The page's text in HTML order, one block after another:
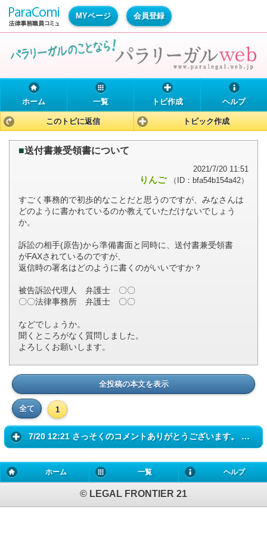
MYページ 会員登録
ホーム 一覧 トピ作成 ヘルプ
このトピに返信 トピック作成
■送付書兼受領書について
2021/7/20 11:51
りんご （ID：bfa54b154a42）
すごく事務的で初歩的なことだと思うのですが、みなさんは
どのように書かれているのか教えていただけないでしょう
か。
訴訟の相手(原告)から準備書面と同時に、送付書兼受領書
がFAXされているのですが、
返信時の署名はどのように書くのがいいですか？
被告訴訟代理人 弁護士 〇〇
〇〇法律事務所 弁護士 〇〇
などでしょうか。
聞くところがなく質問しました。
よろしくお願いします。
全投稿の本文を表示
全て 1
7/20 12:21 さっそくのコメントありがとうございます。 とても助かりま...
ホーム 一覧 ヘルプ
© LEGAL FRONTIER 21